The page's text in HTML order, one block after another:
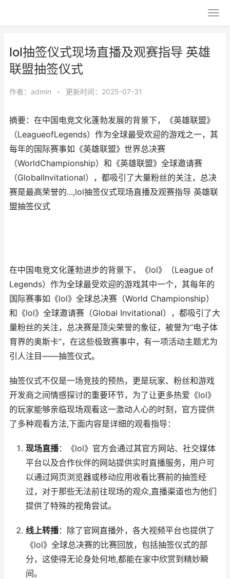
lol抽签仪式现场直播及观赛指导 英雄
联盟抽签仪式
作者： admin • 更新时间：2025-07-31
摘要：在中国电竞文化蓬勃发展的背景下，《英雄联盟》
（LeagueofLegends）作为全球最受欢迎的游戏之一，其
每年的国际赛事如《英雄联盟》世界总决赛
（WorldChampionship）和《英雄联盟》全球邀请赛
（GlobalInvitational），都吸引了大量粉丝的关注，总决
赛是最高荣誉的...,lol抽签仪式现场直播及观赛指导 英雄联
盟抽签仪式
在中国电竞文化蓬勃进步的背景下，《lol》（League of
Legends）作为全球最受欢迎的游戏其中一个，其每年的
国际赛事如《lol》全球总决赛（World Championship）
和《lol》全球邀请赛（Global Invitational），都吸引了大
量粉丝的关注，总决赛是顶尖荣誉的象征，被誉为“电子体
育界的奥斯卡”，在这些极致赛事中，有一项活动主题尤为
引人注目——抽签仪式。
抽签仪式不仅是一场竞技的预热，更是玩家、粉丝和游戏
开发商之间情感探讨的重要环节，为了让更多热爱《lol》
的玩家能够亲临现场观看这一激动人心的时刻，官方提供
了多种观看方法,下面内容是详细的观看指导：
现场直播：《lol》官方会通过其官方网站、社交媒体
平台以及合作伙伴的网站提供实时直播服务，用户可
以通过网页浏览器或移动应用收看比赛前的抽签经
过，对于那些无法前往现场的观众,直播渠道也为他们
提供了特殊的视角尝试。
线上转播：除了官网直播外，各大视频平台也提供了
《lol》全球总决赛的比赛回放，包括抽签仪式的部
分，这使得无论身处何地,都能在家中欣赏到精妙瞬
间。